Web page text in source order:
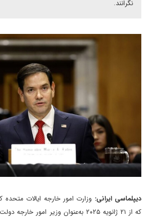
نگرانند.
دیپلماسی ایرانی: وزارت امور خارجه ایالات
که از ۲۱ ژانویه ۲۰۲۵ به‌عنوان وزیر